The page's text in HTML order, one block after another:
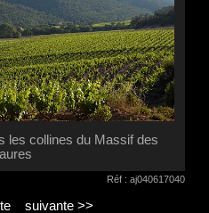
les collines du Massif des
Réf : aj040617040
suivante >>